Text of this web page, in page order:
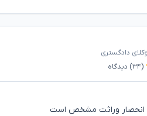
دادگستری
(۳۴) دیدگاه
انحصار وراثت مشخص است